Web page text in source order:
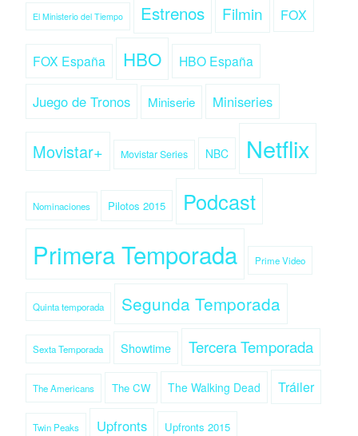
El Ministerio del Tiempo Estrenos Filmin FOX
FOX España HBO HBO España
Juego de Tronos Miniserie Miniseries
Movistar+ Movistar Series NBC Netflix
Nominaciones Pilotos 2015 Podcast
Primera Temporada Prime Video
Quinta temporada Segunda Temporada
Sexta Temporada Showtime Tercera Temporada
The Americans The CW The Walking Dead Tráiler
Twin Peaks Upfronts Upfronts 2015